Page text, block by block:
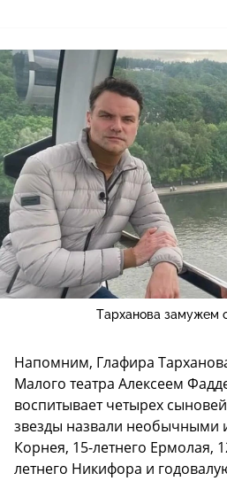
Тарханова замужем
Напомним, Глафира
Малого театра Алексеем
воспитывает четырех
звезды назвали необычными
Корнея, 15-летнего Ермолая,
летнего Никифора и